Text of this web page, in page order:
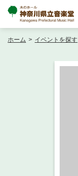
ホーム > イベントを探す